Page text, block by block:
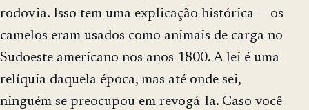
rodovia. Isso tem uma explicação histórica — os
camelos eram usados como animais de carga no
Sudoeste americano nos anos 1800. A lei é uma
relíquia daquela época, mas até onde sei,
ninguém se preocupou em revogá-la. Caso você